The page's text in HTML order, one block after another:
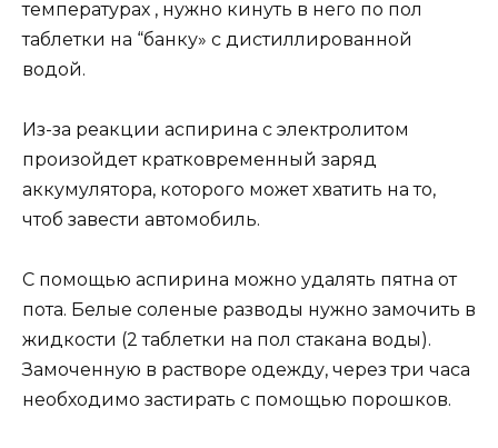
температурах , нужно кинуть в него по пол
таблетки на “банку» с дистиллированной
водой.
Из-за реакции аспирина с электролитом
произойдет кратковременный заряд
аккумулятора, которого может хватить на то,
чтоб завести автомобиль.
С помощью аспирина можно удалять пятна от
пота. Белые соленые разводы нужно замочить в
жидкости (2 таблетки на пол стакана воды).
Замоченную в растворе одежду, через три часа
необходимо застирать с помощью порошков.